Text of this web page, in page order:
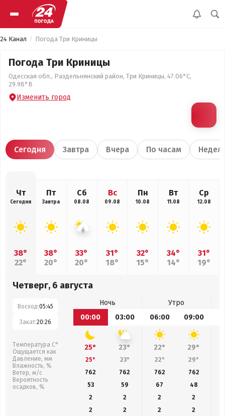
24 Канал Погода Три Криницы
Погода Три Криницы
Одесская обл., Раздельнянский район, Три Криницы, 47.06°С,
29.98°В
Изменить город
Сегодня Завтра Вчера По часам
Чт
Сегодня
38°
22°
Пт
Завтра
38°
20°
Сб
08.08
33°
20°
Вс
09.08
31°
18°
Пн
10.08
32°
15°
Вт
11.08
34°
14°
Ср
12.08
31°
19°
Четверг, 6 августа
Восход:05:45
Закат:20:26
Температура С°
Ощущается как
Давление, мм
Влажность, %
Ветер, м/с
Вероятность
осадков, %
Ночь
Утро
00:00
03:00 06:00 09:00
25° 23° 22° 29°
25° 23° 22° 29°
762
762 762 762
53
59 67 48
2
2 2
2
2
2 2 2